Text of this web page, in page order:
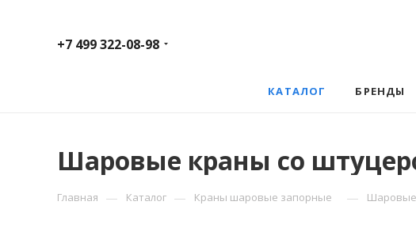
+7 499 322-08-98
КАТАЛОГ БРЕНДЫ
Шаровые краны со
Главная — Каталог — Краны шаровые запорные — Шаровые